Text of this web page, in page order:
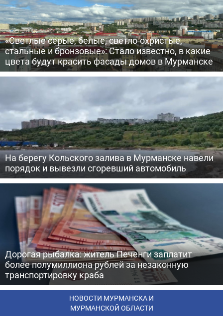
«Светлые серые, белые, светло-охристые,
стальные и бронзовые»: Стало известно, в какие
цвета будут красить фасады домов в Мурманске
На берегу Кольского залива в Мурманске навели
порядок и вывезли сгоревший автомобиль
Дорогая рыбалка: житель Печенги заплатит
более полумиллиона рублей за незаконную
транспортировку краба
НОВОСТИ МУРМАНСКА И
МУРМАНСКОЙ ОБЛАСТИ